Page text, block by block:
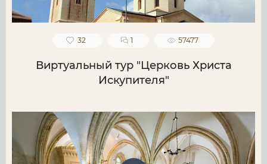
32 1 57477
Виртуальный тур "Церковь Христа
Искупителя"